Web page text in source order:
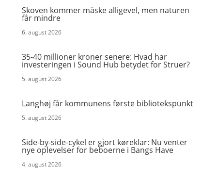
Skoven kommer måske alligevel, men naturen
får mindre
6. august 2026
35-40 millioner kroner senere: Hvad har
investeringen i Sound Hub betydet for Struer?
5. august 2026
Langhøj får kommunens første bibliotekspunkt
5. august 2026
Side-by-side-cykel er gjort køreklar: Nu venter
nye oplevelser for beboerne i Bangs Have
4. august 2026